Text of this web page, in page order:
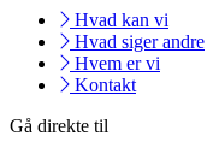
Hvad kan vi
Hvad siger andre
Hvem er vi
Kontakt
Gå direkte til